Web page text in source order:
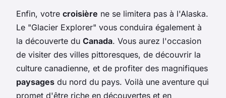
Enfin, votre croisière ne se limitera pas à l'Alaska.
Le "Glacier Explorer" vous conduira également à
la découverte du Canada. Vous aurez l'occasion
de visiter des villes pittoresques, de découvrir la
culture canadienne, et de profiter des magnifiques
paysages du nord du pays. Voilà une aventure qui
promet d'être riche en découvertes et en